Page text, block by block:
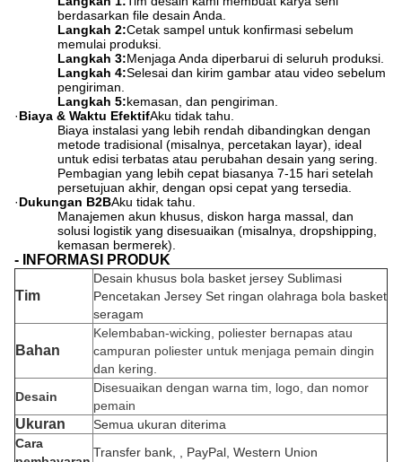
berdasarkan file desain Anda.
Langkah 2:Cetak sampel untuk konfirmasi sebelum
memulai produksi.
Langkah 3:Menjaga Anda diperbarui di seluruh produksi.
Langkah 4:Selesai dan kirim gambar atau video sebelum
pengiriman.
Langkah 5:kemasan, dan pengiriman.
·Biaya & Waktu EfektifAku tidak tahu.
Biaya instalasi yang lebih rendah dibandingkan dengan
metode tradisional (misalnya, percetakan layar), ideal
untuk edisi terbatas atau perubahan desain yang sering.
Pembagian yang lebih cepat biasanya 7-15 hari setelah
persetujuan akhir, dengan opsi cepat yang tersedia.
·Dukungan B2BAku tidak tahu.
Manajemen akun khusus, diskon harga massal, dan
solusi logistik yang disesuaikan (misalnya, dropshipping,
kemasan bermerek).
- INFORMASI PRODUK
Tim
Desain khusus bola basket jersey Sublimasi
Pencetakan Jersey Set ringan olahraga bola basket
seragam
Bahan
Kelembaban-wicking, poliester bernapas atau
campuran poliester untuk menjaga pemain dingin
dan kering.
Desain
Disesuaikan dengan warna tim, logo, dan nomor
pemain
Ukuran
Semua ukuran diterima
Cara
Transfer bank, , PayPal, Western Union